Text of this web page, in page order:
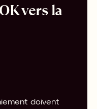
vers la
doivent